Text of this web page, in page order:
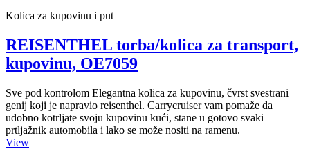
Kolica za kupovinu i put
REISENTHEL torba/kolica za transport,
kupovinu, OE7059
Sve pod kontrolom Elegantna kolica za kupovinu, čvrst svestrani
genij koji je napravio reisenthel. Carrycruiser vam pomaže da
udobno kotrljate svoju kupovinu kući, stane u gotovo svaki
prtljažnik automobila i lako se može nositi na ramenu.
View